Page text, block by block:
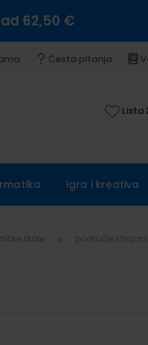
62,50 €
Česta pitanja
Lista
Igra i kreativa
škole